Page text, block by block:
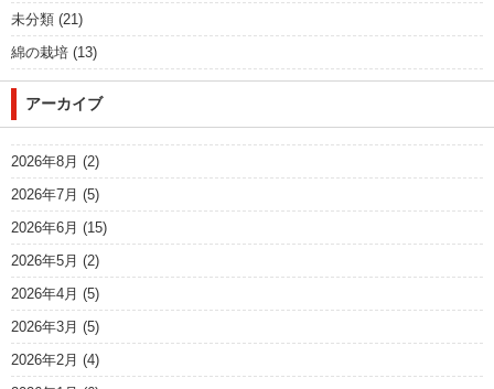
未分類 (21)
綿の栽培 (13)
アーカイブ
2026年8月 (2)
2026年7月 (5)
2026年6月 (15)
2026年5月 (2)
2026年4月 (5)
2026年3月 (5)
2026年2月 (4)